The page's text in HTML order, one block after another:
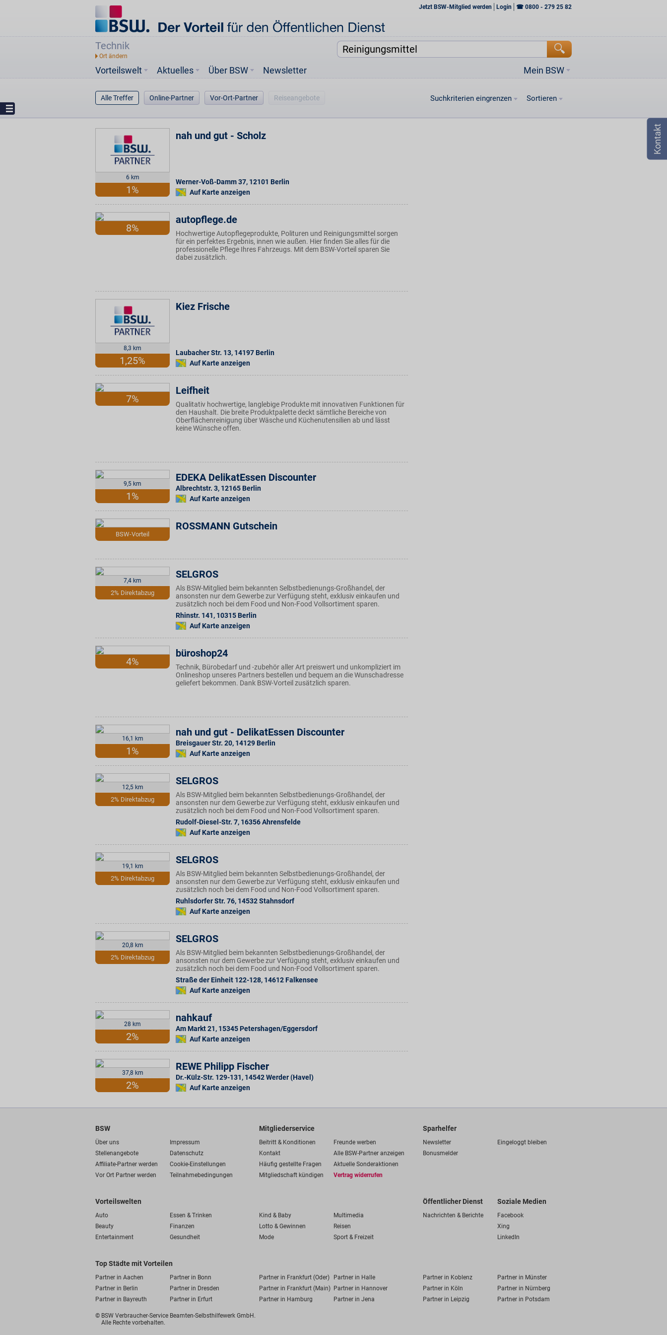
Jetzt BSW-Mitglied werden Login ☎ 0800 - 279 25 82
Technik
Vorteilswelt Mein BSW
Aktuelles Über BSW Newsletter
Alle Treffer Online-Partner Vor-Ort-Partner Reiseangebote Suchkriterien eingrenzen Sortieren
6 km
1%
nah und gut - Scholz
Werner-Voß-Damm 37, 12101 Berlin
Auf Karte anzeigen
8%
autopflege.de
Hochwertige Autopflegeprodukte, Polituren und Reinigungsmittel sorgen
für ein perfektes Ergebnis, innen wie außen. Hier finden Sie alles für die
professionelle Pflege Ihres Fahrzeugs. Mit dem BSW-Vorteil sparen Sie
dabei zusätzlich.
8,3 km
1,25%
Kiez Frische
Laubacher Str. 13, 14197 Berlin
Auf Karte anzeigen
7%
Leifheit
Qualitativ hochwertige, langlebige Produkte mit innovativen Funktionen für
den Haushalt. Die breite Produktpalette deckt sämtliche Bereiche von
Oberflächenreinigung über Wäsche und Küchenutensilien ab und lässt
keine Wünsche offen.
9,5 km
1%
EDEKA DelikatEssen Discounter
Albrechtstr. 3, 12165 Berlin
Auf Karte anzeigen
BSW-Vorteil
ROSSMANN Gutschein
7,4 km
2% Direktabzug
SELGROS
Als BSW-Mitglied beim bekannten Selbstbedienungs-Großhandel, der
ansonsten nur dem Gewerbe zur Verfügung steht, exklusiv einkaufen und
zusätzlich noch bei dem Food und Non-Food Vollsortiment sparen.
Rhinstr. 141, 10315 Berlin
Auf Karte anzeigen
4%
büroshop24
Technik, Bürobedarf und -zubehör aller Art preiswert und unkompliziert im
Onlineshop unseres Partners bestellen und bequem an die Wunschadresse
geliefert bekommen. Dank BSW-Vorteil zusätzlich sparen.
16,1 km
1%
nah und gut - DelikatEssen Discounter
Breisgauer Str. 20, 14129 Berlin
Auf Karte anzeigen
12,5 km
2% Direktabzug
SELGROS
Als BSW-Mitglied beim bekannten Selbstbedienungs-Großhandel, der
ansonsten nur dem Gewerbe zur Verfügung steht, exklusiv einkaufen und
zusätzlich noch bei dem Food und Non-Food Vollsortiment sparen.
Rudolf-Diesel-Str. 7, 16356Ahrensfelde
Auf Karte anzeigen
19,1 km
2% Direktabzug
SELGROS
Als BSW-Mitglied beim bekannten Selbstbedienungs-Großhandel, der
ansonsten nur dem Gewerbe zur Verfügung steht, exklusiv einkaufen und
zusätzlich noch bei dem Food und Non-Food Vollsortiment sparen.
Ruhlsdorfer Str. 76, 14532Stahnsdorf
Auf Karte anzeigen
20,8 km
2% Direktabzug
SELGROS
Als BSW-Mitglied beim bekannten Selbstbedienungs-Großhandel, der
ansonsten nur dem Gewerbe zur Verfügung steht, exklusiv einkaufen und
zusätzlich noch bei dem Food und Non-Food Vollsortiment sparen.
Straße der Einheit 122-128, 14612 Falkensee
Auf Karte anzeigen
28 km
2%
nahkauf
Am Markt 21, 15345 Petershagen/Eggersdorf
Auf Karte anzeigen
37,8 km
2%
REWE Philipp Fischer
Dr.-Külz-Str. 129-131, 14542Werder (Havel)
Auf Karte anzeigen
BSW
Über uns
Impressum
Stellenangebote
Datenschutz
Affiliate-Partner werden
Cookie-Einstellungen
Vor Ort Partner werden
Teilnahmebedingungen
Mitgliederservice
Beitritt & Konditionen
Freunde werben
Kontakt
Alle BSW-Partner anzeigen
Häufig gestellte Fragen
Aktuelle Sonderaktionen
Mitgliedschaft kündigen
Vertrag widerrufen
Sparhelfer
Newsletter
Eingeloggt bleiben
Bonusmelder
Vorteilswelten
Auto Essen & Trinken Kind & Baby
Multimedia
Beauty
Finanzen Lotto & Gewinnen
Reisen
Entertainment
Gesundheit Mode Sport & Freizeit
Öffentlicher Dienst
Nachrichten & Berichte
Soziale Medien
Facebook
Xing
LinkedIn
Top Städte mit Vorteilen
Partner in Aachen Partner in Bonn Partner in Frankfurt (Oder) Partner in Halle Partner in Koblenz
Partner in Münster
Partner in Berlin
Partner in Dresden Partner in Frankfurt (Main) Partner in Hannover Partner in Köln
Partner in Nürnberg
Partner in Bayreuth
Partner in Erfurt Partner in Hamburg Partner in Jena Partner in Leipzig Partner in Potsdam
© BSW Verbraucher-Service Beamten-Selbsthilfewerk GmbH.
Alle Rechte vorbehalten.